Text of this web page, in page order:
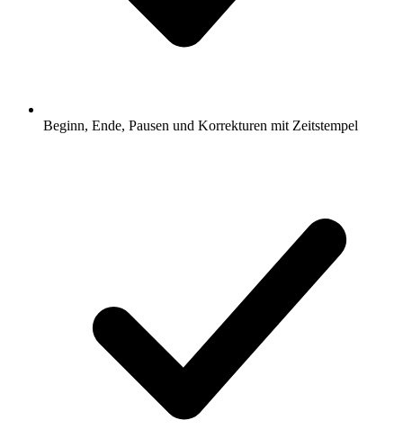
Beginn, Ende, Pausen und Korrekturen mit Zeitstempel